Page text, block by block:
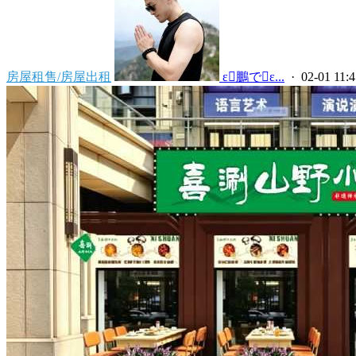
房屋租售/房屋出租  ε鵬でε... · 02-01